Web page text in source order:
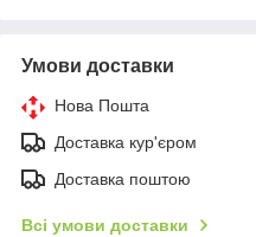
Умови доставки
Нова Пошта
Доставка кур'єром
Доставка поштою
Всі умови доставки